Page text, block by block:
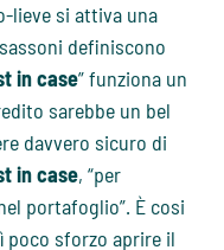
lieve si attiva una
definiscono
in case” funziona un
sarebbe un bel
davvero sicuro di
in case, “per
portafoglio”. È cosi
poco sforzo aprire il